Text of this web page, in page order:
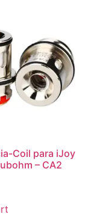
Coil para iJoy
– CA2